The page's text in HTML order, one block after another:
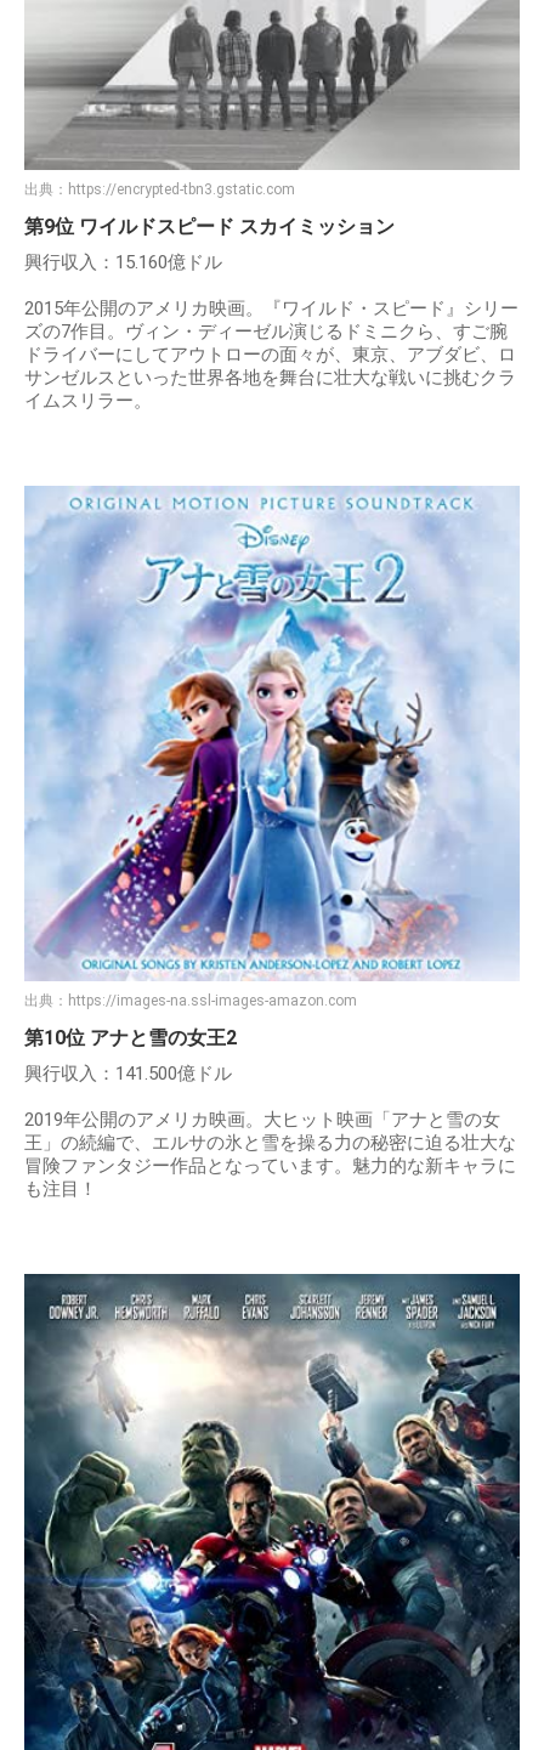
出典： https://encrypted-tbn3.gstatic.com
第9位 ワイルドスピード スカイミッション
興行収入：15.160億ドル
2015年公開のアメリカ映画。『ワイルド・スピード』シリー
ズの7作目。ヴィン・ディーゼル演じるドミニクら、すご腕
ドライバーにしてアウトローの面々が、東京、アブダビ、ロ
サンゼルスといった世界各地を舞台に壮大な戦いに挑むクラ
イムスリラー。
出典： https://images-na.ssl-images-amazon.com
第10位 アナと雪の女王2
興行収入：141.500億ドル
2019年公開のアメリカ映画。大ヒット映画「アナと雪の女
王」の続編で、エルサの氷と雪を操る力の秘密に迫る壮大な
冒険ファンタジー作品となっています。魅力的な新キャラに
も注目！